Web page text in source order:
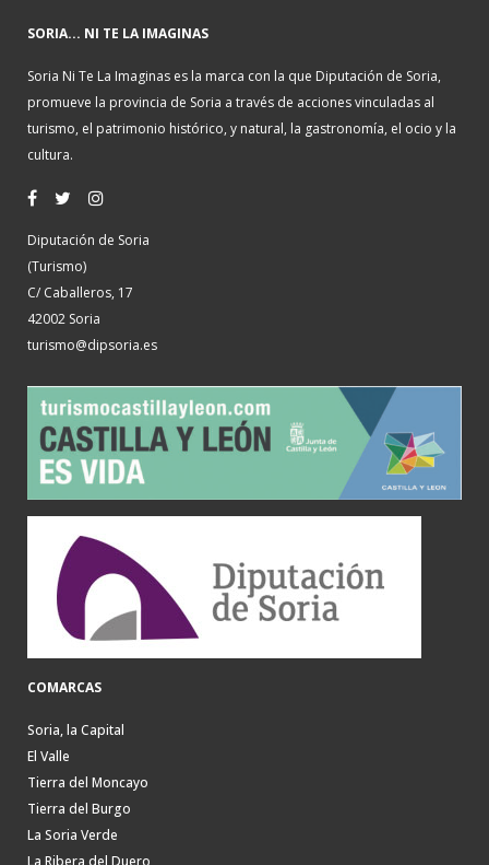
SORIA... NI TE LA IMAGINAS
Soria Ni Te La Imaginas es la marca con la que Diputación de Soria,
promueve la provincia de Soria a través de acciones vinculadas al
turismo, el patrimonio histórico, y natural, la gastronomía, el ocio y la
cultura.
Diputación de Soria
(Turismo)
C/ Caballeros, 17
42002 Soria
turismo@dipsoria.es
COMARCAS
Soria, la Capital
El Valle
Tierra del Moncayo
Tierra del Burgo
La Soria Verde